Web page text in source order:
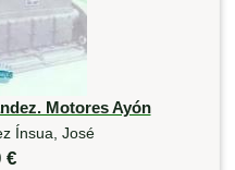
Motores Ayón
Ínsua, José
€